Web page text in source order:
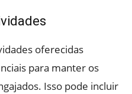
oferecidas
para manter os
Isso pode incluir